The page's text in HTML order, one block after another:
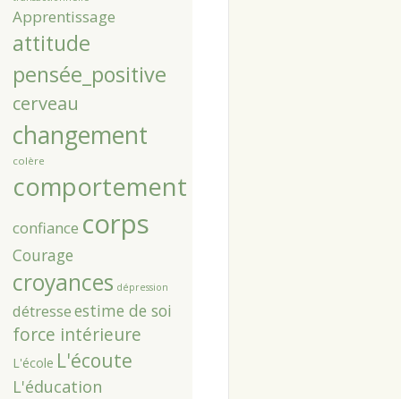
Apprentissage
attitude
pensée_positive
cerveau
changement
colère
comportement
confiance corps
Courage
croyances dépression
détresseestime de soi
force intérieure
L'école L'écoute
L'éducation